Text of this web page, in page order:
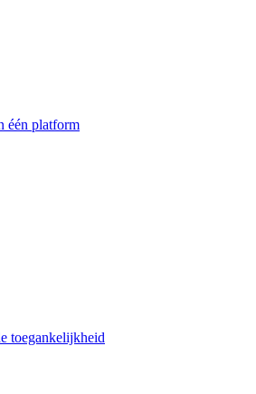
één platform
toegankelijkheid